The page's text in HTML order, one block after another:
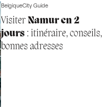
BelgiqueCity Guide
Visiter Namur en 2
jours: itinéraire, conseils,
bonnes adresses